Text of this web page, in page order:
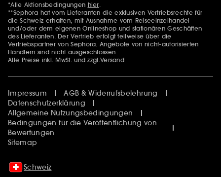
Zusätzlich Erwähnungen
*Alle Aktionsbedingungen hier
**Sephora hat vom Lieferanten die exklusiven Vertriebsrechte für
die Schweiz erhalten, mit Ausnahme vom Reiseeinzelhandel
und/oder dem eigenen Onlineshop und stationären Geschäften
des Lieferanten. Der Vertrieb erfolgt teilweise über die
Vertriebspartner von Sephora. Angebote von nicht-autorisierten
Händlern sind nicht ausgeschlossen.
Alle Preise inkl. MwSt. und zzgl.Versand
Impressum
AGB & Widerrufsbelehrung
Datenschutzerklärung
Allgemeine Nutzungsbedingungen
Bedingungen für die Veröffentlichung von
Bewertungen
Sitemap
Schweiz